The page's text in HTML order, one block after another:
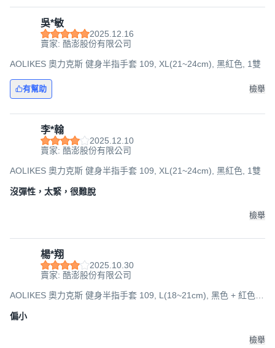
吳*敏
2025.12.16
賣家: 酷澎股份有限公司
AOLIKES 奧力克斯 健身半指手套 109, XL(21~24cm), 黑紅色, 1雙
有幫助 檢舉
李*翰
2025.12.10
賣家: 酷澎股份有限公司
AOLIKES 奧力克斯 健身半指手套 109, XL(21~24cm), 黑紅色, 1雙
沒彈性，太緊，很難脫
檢舉
楊*翔
2025.10.30
賣家: 酷澎股份有限公司
AOLIKES 奧力克斯 健身半指手套 109, L(18~21cm), 黑色 + 紅色, 1
偏小
檢舉